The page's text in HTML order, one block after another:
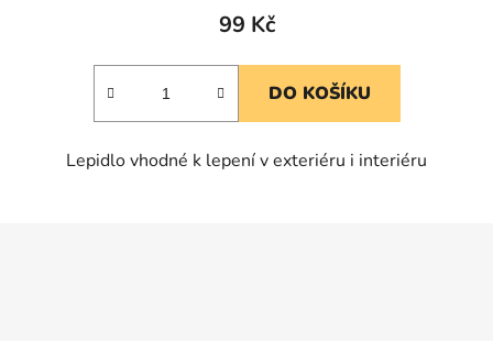
produktu
5,0
hvězdiček.
99 Kč
DO KOŠÍKU
Lepidlo vhodné k lepení v exteriéru i interiéru